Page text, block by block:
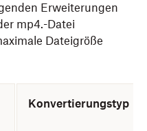
Erweiterungen
mp4.-Datei
Dateigröße
Konvertierungstyp